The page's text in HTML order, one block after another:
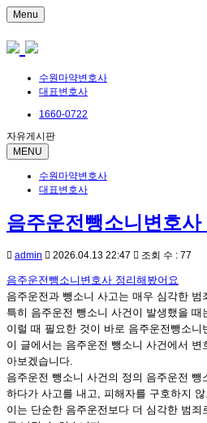
Menu
수원마약변호사
대표변호사
1660-0722
자유게시판
MENU
수원마약변호사
대표변호사
음주운전뺑소니변호
admin 2026.04.13 22:47 조회 수 : 77
음주운전뺑소니변호사 정리해봤어요
음주운전과 뺑소니 사고는 매우 심각한
특히 음주운전 뺑소니 사건이 발생했을
이럴 때 필요한 것이 바로 음주운전뺑소니
이 글에서는 음주운전 뺑소니 사건에서
아보겠습니다.
음주운전 뺑소니 사건의 정의 음주운전 뺑
하다가 사고를 내고, 피해자를 구호하지
이는 단순한 음주운전보다 더 심각한 범